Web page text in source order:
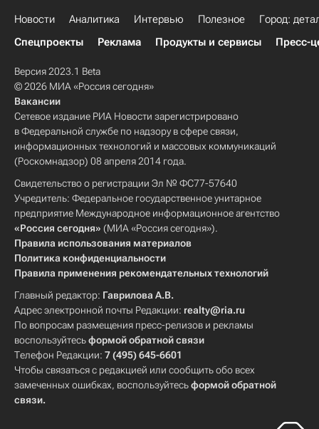
Новости Аналитика Интервью Полезное
Город:
Спецпроекты
Реклама Продукты и сервисы Пресс-
Версия 2023.1 Beta
© 2026 МИА «Россия сегодня»
Вакансии
Сетевое издание РИА Новости зарегистрировано
в Федеральной службе по надзору в сфере связи,
информационных технологий и массовых коммуникаций
(Роскомнадзор) 08 апреля 2014 года.
Свидетельство о регистрации Эл № ФС77-57640
Учредитель: Федеральное государственное унитарное
предприятие Международное информационное агентство
«Россия сегодня» (МИА «Россия сегодня»).
Правила использования материалов
Политика конфиденциальности
Правила применения рекомендательных технологий
Главный редактор: Гаврилова А.В.
Адрес электронной почты Редакции: realty@ria.ru
По вопросам размещения пресс-релизов и рекламы
воспользуйтесьформой обратной связи
Телефон Редакции: 7 (495) 645-6601
Чтобы связаться с редакцией или сообщить обо всех
замеченных ошибках, воспользуйтесьформой обратной
связи.